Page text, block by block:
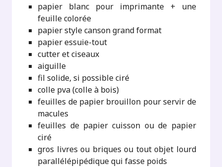
papier blanc pour imprimante + une
feuille colorée
papier style canson grand format
papier essuie-tout
cutter et ciseaux
aiguille
fil solide, si possible ciré
colle pva (colle à bois)
feuilles de papier brouillon pour servir de
macules
feuilles de papier cuisson ou de papier
ciré
gros livres ou briques ou tout objet lourd
parallélépipédique qui fasse poids